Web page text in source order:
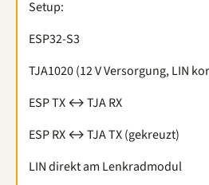
Setup:
ESP32-S3
TJA1020 (12 V Versorgung, LIN
ESP TX ↔ TJA RX
ESP RX ↔ TJA TX (gekreuzt)
LIN direkt am Lenkradmodul